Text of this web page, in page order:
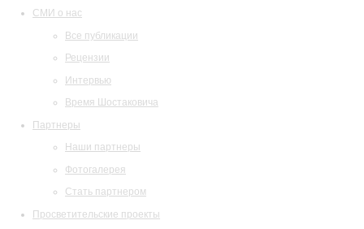
СМИ о нас
Все публикации
Рецензии
Интервью
Время Шостаковича
Партнеры
Наши партнеры
Фотогалерея
Стать партнером
Просветительские проекты